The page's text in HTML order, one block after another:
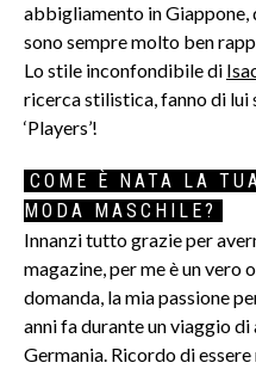
abbigliamento in
sono sempre molto ben
Lo stile inconfondibile di
ricerca stilistica, fanno di
‘Players’!
COME È NATA LA
MODA MASCHILE?
Innanzi tutto grazie per
magazine, per me è un vero
domanda, la mia passione
anni fa durante un viaggio
Germania. Ricordo di